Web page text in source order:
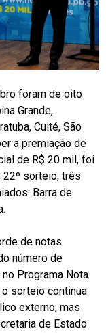
foram de oito
Grande,
Cuité, São
a premiação de
de R$ 20 mil, foi
sorteio, três
Barra de
de notas
número de
Programa Nota
sorteio continua
externo, mas
de Estado